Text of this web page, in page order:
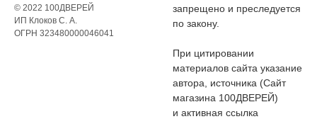
© 2022 100ДВЕРЕЙ
ИП Клоков С. А.
ОГРН 323480000046041
запрещено и преследуется
по закону.
При цитировании
материалов сайта указание
автора, источника (Сайт
магазина 100ДВЕРЕЙ)
и активная ссылка